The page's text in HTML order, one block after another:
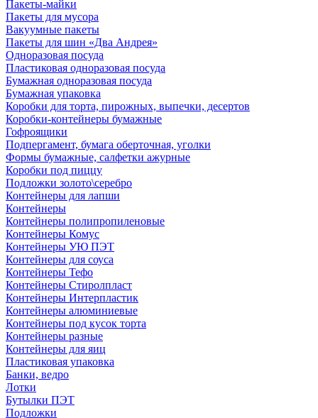
Пакеты-майки
Пакеты для мусора
Вакуумные пакеты
Пакеты для шин «Два Андрея»
Одноразовая посуда
Пластиковая одноразовая посуда
Бумажная одноразовая посуда
Бумажная упаковка
Коробки для торта, пирожных, выпечки, десертов
Коробки-контейнеры бумажные
Гофроящики
Подпергамент, бумага оберточная, уголки
Формы бумажные, салфетки ажурные
Коробки под пиццу
Подложки золото\серебро
Контейнеры для лапши
Контейнеры
Контейнеры полипропиленовые
Контейнеры Комус
Контейнеры УЮ ПЭТ
Контейнеры для соуса
Контейнеры Тефо
Контейнеры Стиролпласт
Контейнеры Интерпластик
Контейнеры алюминиевые
Контейнеры под кусок торта
Контейнеры разные
Контейнеры для яиц
Пластиковая упаковка
Банки, ведро
Лотки
Бутылки ПЭТ
Подложки